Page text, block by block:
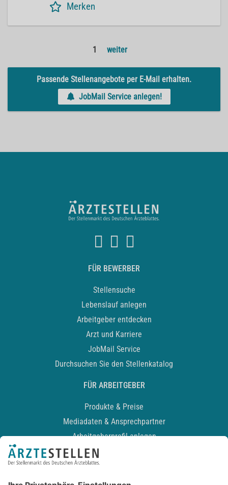
Merken
1 weiter
Passende Stellenangebote per E-Mail erhalten.
JobMail Service anlegen!
FÜR BEWERBER
Stellensuche
Lebenslauf anlegen
Arbeitgeber entdecken
Arzt und Karriere
JobMail Service
Durchsuchen Sie den Stellenkatalog
FÜR ARBEITGEBER
Produkte & Preise
Mediadaten & Ansprechpartner
Arbeitgeberprofil anlegen
Recruiting-Podcast